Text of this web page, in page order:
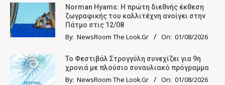
Norman Hyams: Η πρώτη διεθνής έκθεση
ζωγραφικής του καλλιτέχνη ανοίγει στην
Πάτμο στις 12/08
By: NewsRoom The Look.Gr On: 01/08/2026
Το Φεστιβάλ Στρογγύλη συνεχίζει για 9η
χρονιά με πλούσιο συναυλιακό πρόγραμμα
By: NewsRoom The Look.Gr On: 01/08/2026